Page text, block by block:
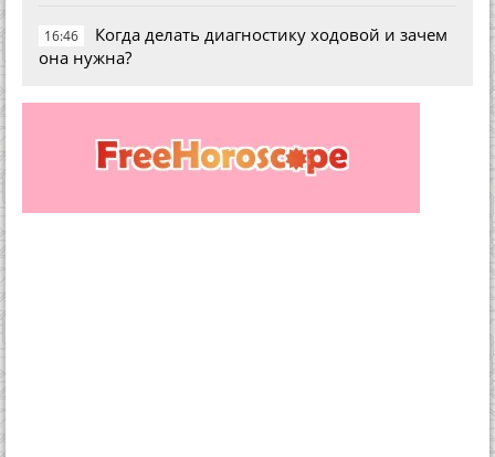
16:46
Когда делать диагностику ходовой и зачем
она нужна?